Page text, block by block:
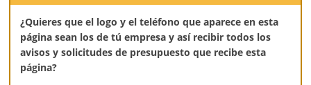
¿Quieres que el logo y el teléfono que aparece en esta
página sean los de tú empresa y así recibir todos los
avisos y solicitudes de presupuesto que recibe esta
página?